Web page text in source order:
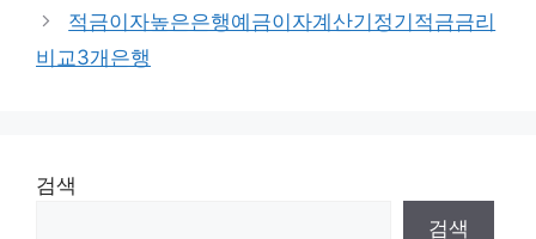
적금이자높은은행예금이자계산기정기적금금리
비교3개은행
검색
검색